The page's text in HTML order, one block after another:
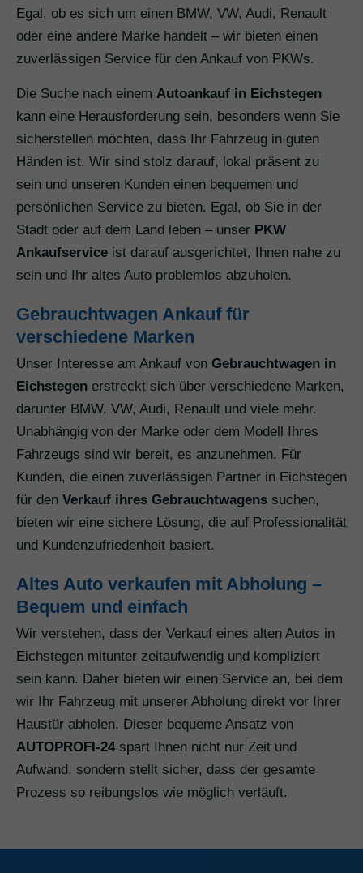
Egal, ob es sich um einen BMW, VW, Audi, Renault
oder eine andere Marke handelt – wir bieten einen
zuverlässigen Service für den Ankauf von PKWs.
Die Suche nach einem Autoankauf in Eichstegen
kann eine Herausforderung sein, besonders wenn Sie
sicherstellen möchten, dass Ihr Fahrzeug in guten
Händen ist. Wir sind stolz darauf, lokal präsent zu
sein und unseren Kunden einen bequemen und
persönlichen Service zu bieten. Egal, ob Sie in der
Stadt oder auf dem Land leben – unser PKW
Ankaufservice ist darauf ausgerichtet, Ihnen nahe zu
sein und Ihr altes Auto problemlos abzuholen.
Gebrauchtwagen Ankauf für
verschiedene Marken
Unser Interesse am Ankauf von Gebrauchtwagen in
Eichstegen erstreckt sich über verschiedene Marken,
darunter BMW, VW, Audi, Renault und viele mehr.
Unabhängig von der Marke oder dem Modell Ihres
Fahrzeugs sind wir bereit, es anzunehmen. Für
Kunden, die einen zuverlässigen Partner in Eichstegen
für den Verkauf ihres Gebrauchtwagens suchen,
bieten wir eine sichere Lösung, die auf Professionalität
und Kundenzufriedenheit basiert.
Altes Auto verkaufen mit Abholung –
Bequem und einfach
Wir verstehen, dass der Verkauf eines alten Autos in
Eichstegen mitunter zeitaufwendig und kompliziert
sein kann. Daher bieten wir einen Service an, bei dem
wir Ihr Fahrzeug mit unserer Abholung direkt vor Ihrer
Haustür abholen. Dieser bequeme Ansatz von
AUTOPROFI-24spart Ihnen nicht nur Zeit und
Aufwand, sondern stellt sicher, dass der gesamte
Prozess so reibungslos wie möglich verläuft.